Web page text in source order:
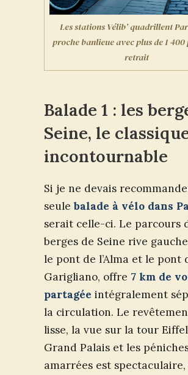
Les stations Vélib’ quadrillent
proche banlieue avec plus de 1 400
retrait
Balade 1 : les
Seine, le
incontournable
Si je ne devais
seulebalade à vélo dans
serait celle-ci. Le parcours
berges de Seine rive
le pont de l’Alma et le pont
Garigliano, offre 7 km de
partagée intégralement
la circulation. Le
lisse, la vue sur la tour
Grand Palais et les
amarrées est